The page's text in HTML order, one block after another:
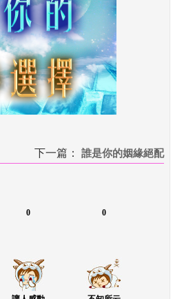
下一篇： 誰是你的姻緣絕配
0 0